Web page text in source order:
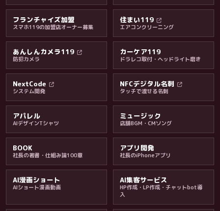
料金・保証・ご案内
フランチャイズ加盟
スマホ119の加盟店オーナー募集
住まい119
エアコンクリーニング
あんしんカメラ119
防犯カメラ
カーケア119
ドラレコ取付・ヘッドライト磨き
NextCode
システム開発
NFCデジタル名刺
タッチで渡せる名刺
アパレル
AIデザインTシャツ
ミュージック
店舗BGM・CMソング
BOOK
社長の著書・仕組み論100章
アプリ開発
社長のiPhoneアプリ
AI漫画ショート
AIショート漫画動画
AI集客サービス
HP作成・LP作成・チャットbot導
入